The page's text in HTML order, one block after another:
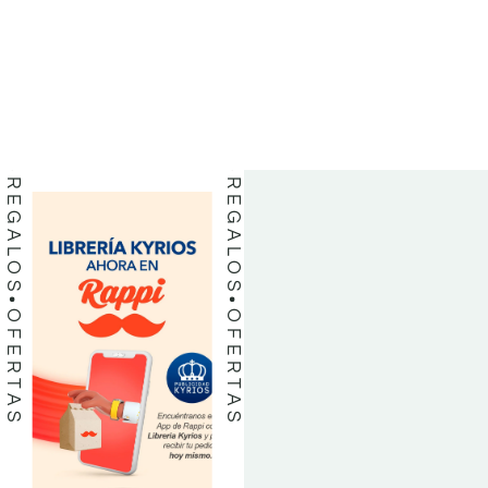
REGALOS
OFERTAS
REGALOS
OFERTAS